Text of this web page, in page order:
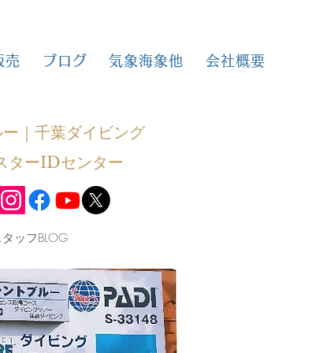
売 ブログ 気象海象他 会社概要
｜千葉ダイビング
ターIDセンター
ッフBLOG